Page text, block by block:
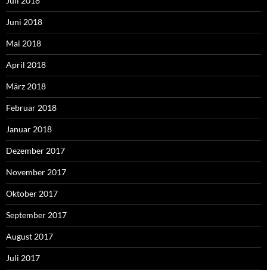
Juni 2018
Mai 2018
April 2018
März 2018
Februar 2018
Januar 2018
Dezember 2017
November 2017
Oktober 2017
September 2017
August 2017
Juli 2017